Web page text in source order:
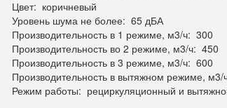
Цвет: коричневый
Уровень шума не более: 65 дБА
Производительность в 1 режиме, м3/ч: 300
Производительность во 2 режиме, м3/ч: 450
Производительность в 3 режиме, м3/ч: 600
Производительность в вытяжном режиме,
Режим работы: рециркуляционный и